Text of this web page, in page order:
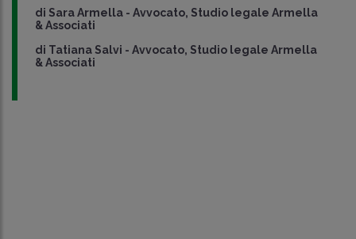
di Sara Armella - Avvocato, Studio legale Armella
& Associati
di Tatiana Salvi - Avvocato, Studio legale Armella
& Associati